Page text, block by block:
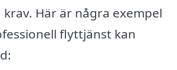
Här är några exempel
flyttjänst kan